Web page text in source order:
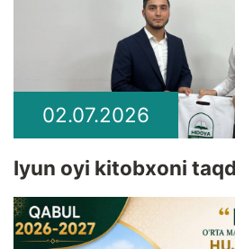
02.07.2026
Iyun oyi kitobxoni